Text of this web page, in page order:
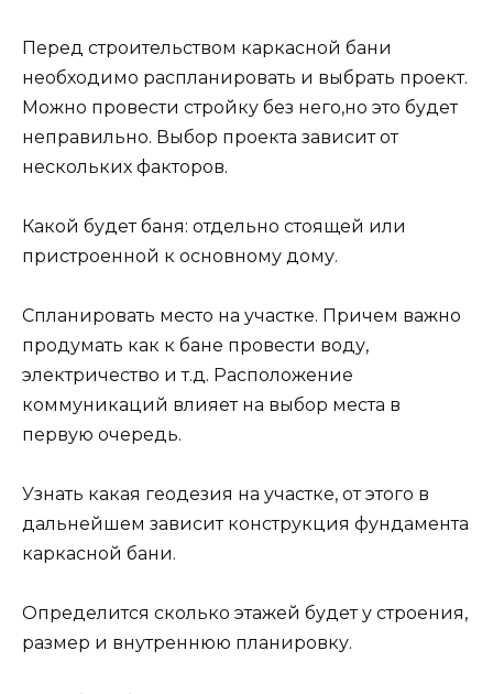
Перед строительством каркасной бани
необходимо распланировать и выбрать проект.
Можно провести стройку без него,но это будет
неправильно. Выбор проекта зависит от
нескольких факторов.
Какой будет баня: отдельно стоящей или
пристроенной к основному дому.
Спланировать место на участке. Причем важно
продумать как к бане провести воду,
электричество и т.д. Расположение
коммуникаций влияет на выбор места в
первую очередь.
Узнать какая геодезия на участке, от этого в
дальнейшем зависит конструкция фундамента
каркасной бани.
Определится сколько этажей будет у строения,
размер и внутреннюю планировку.